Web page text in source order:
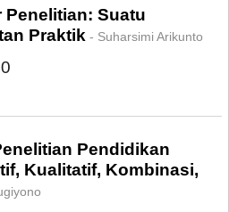
Penelitian: Suatu
Praktik - Suharsimi Arikunto
Pendidikan
Kualitatif, Kombinasi,